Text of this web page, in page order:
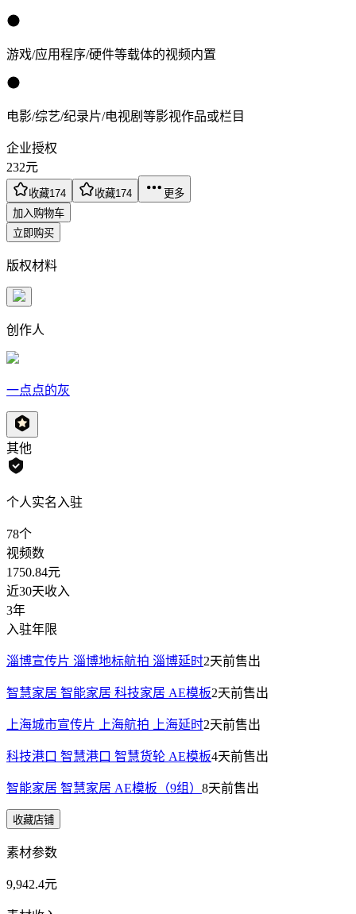
游戏/应用程序/硬件等载体的视频内置
电影/综艺/纪录片/电视剧等影视作品或栏目
企业授权
232元
收藏174 收藏174
更多
加入购物车
立即购买
版权材料
创作人
一点点的灰
其他
个人实名入驻
78个
视频数
1750.84元
近30天收入
3年
入驻年限
淄博宣传片 淄博地标航拍 淄博延时2天前售出
智慧家居 智能家居 科技家居 AE模板2天前售出
上海城市宣传片 上海航拍 上海延时2天前售出
科技港口 智慧港口 智慧货轮 AE模板4天前售出
智能家居 智慧家居 AE模板（9组） 8天前售出
收藏店铺
素材参数
9,942.4元